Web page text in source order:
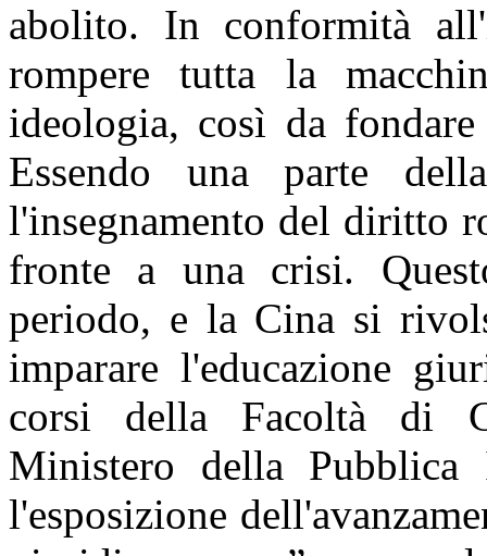
abolito. In conformità
rompere tutta la
ideologia, così da
Essendo una parte
l'insegnamento del diritto
fronte a una crisi.
periodo, e la Cina si
imparare l'educazione
corsi della Facoltà di
Ministero della Pubblica
l'esposizione